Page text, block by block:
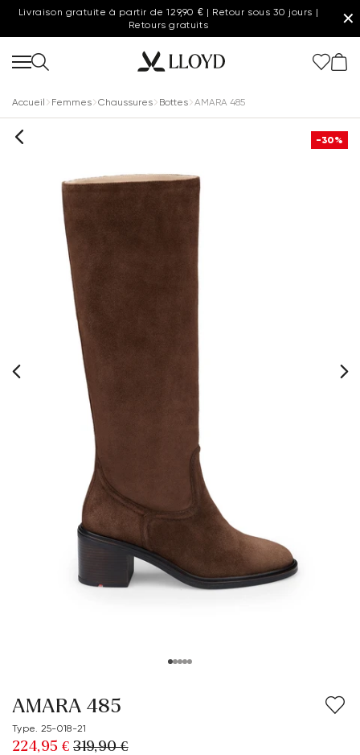
Livraison gratuite à partir de 129,90 € | Retour sous 30 jours |
Retours gratuits
✕
Accueil Femmes Chaussures Bottes AMARA 485
-30%
AMARA 485
Type. 25-018-21
224,95 € 319,90 €